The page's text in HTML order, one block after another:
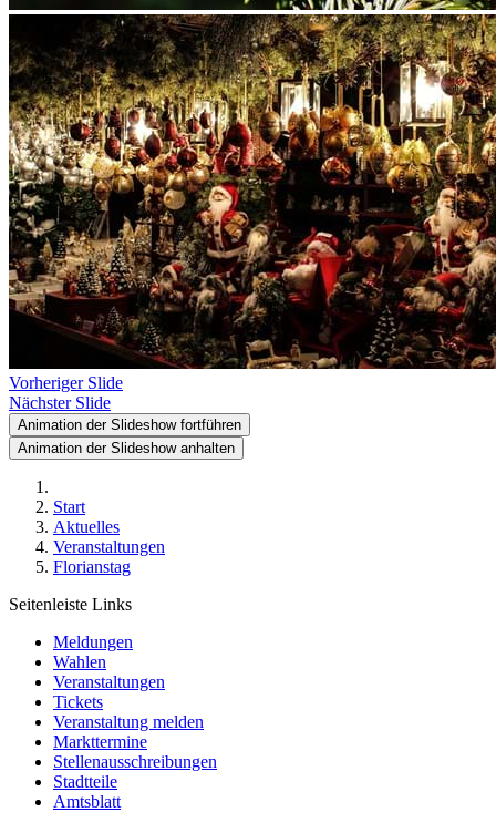
Vorheriger Slide
Nächster Slide
Animation der Slideshow fortführen
Animation der Slideshow anhalten
Start
Aktuelles
Veranstaltungen
Florianstag
Seitenleiste Links
Meldungen
Wahlen
Veranstaltungen
Tickets
Veranstaltung melden
Markttermine
Stellenausschreibungen
Stadtteile
Amtsblatt